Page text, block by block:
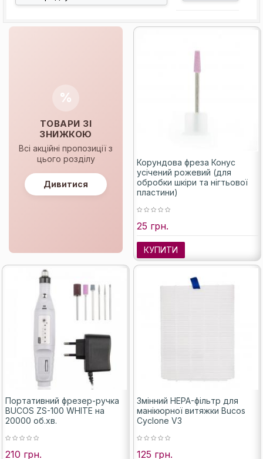
%
ТОВАРИ ЗІ
ЗНИЖКОЮ
Всі акційні пропозиції з
цього розділу
Дивитися
Корундова фреза Конус
усічений рожевий (для
обробки шкіри та нігтьової
пластини)
25 грн.
КУПИТИ
Портативний фрезер-ручка
BUCOS ZS-100 WHITE на
20000 об.хв.
210 грн.
Змінний HEPA-фільтр для
манікюрної витяжки Bucos
Cyclone V3
125 грн.